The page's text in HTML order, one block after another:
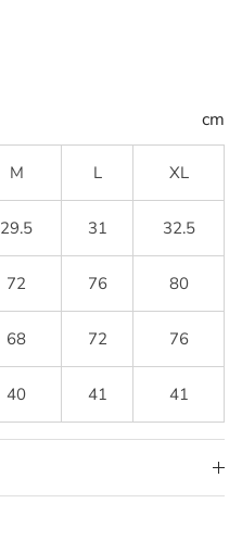
cm
M L XL
29.5 31 32.5
72 76 80
68 72 76
40 41 41